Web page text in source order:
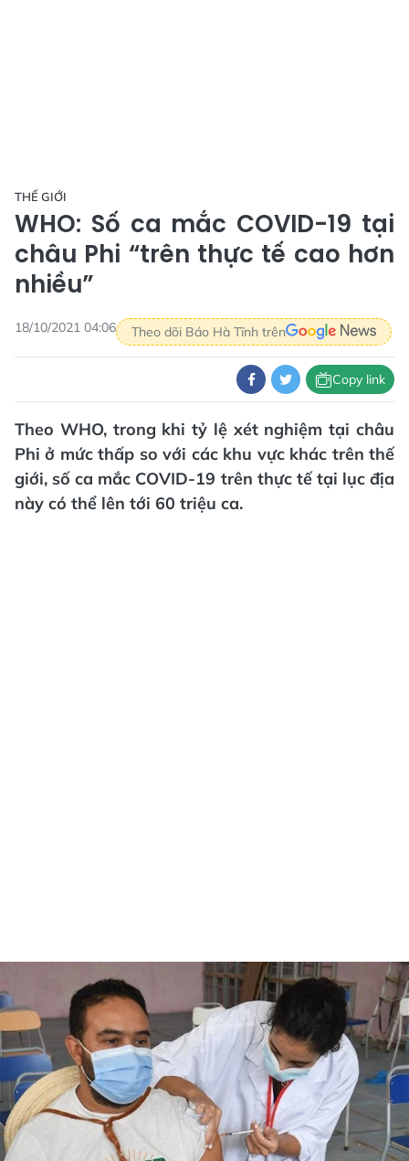
THẾ GIỚI
WHO: Số ca mắc COVID-19 tại
châu Phi “trên thực tế cao hơn
nhiều”
18/10/2021 04:06 Theo dõi Báo Hà Tĩnh trên
Copy link
Theo WHO, trong khi tỷ lệ xét nghiệm tại châu
Phi ở mức thấp so với các khu vực khác trên thế
giới, số ca mắc COVID-19 trên thực tế tại lục địa
này có thể lên tới 60 triệu ca.